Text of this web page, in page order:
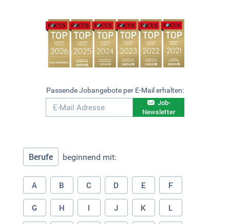
Passende Jobangebote per E-Mail erhalten:
Job-
Newsletter
Berufe beginnend mit:
A B C D E F
G H I J K L